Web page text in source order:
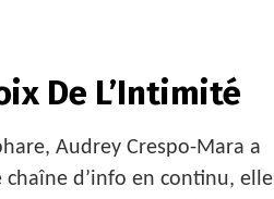
De L’Intimité
Audrey Crespo-Mara a
d’info en continu, elle